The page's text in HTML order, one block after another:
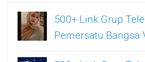
500+ Link Grup
Pemersatu Bangsa